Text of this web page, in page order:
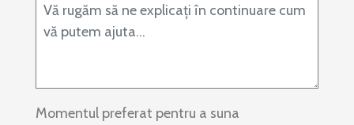
Momentul preferat pentru a suna